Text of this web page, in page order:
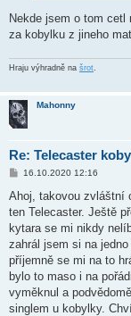
Nekde jsem o tom
za kobylku z jineho
Hraju výhradně na šrot.
Mahonny
Re: Telecaster
P
í
p
ě
e
k
16.10.2020 12:16
Ahoj, takovou zvláštní
ten Telecaster. Ještě
kytara se mi nikdy
zahrál jsem si na
příjemně se mi na to
bylo to maso i na
vyměknul a
singlem u kobylky.